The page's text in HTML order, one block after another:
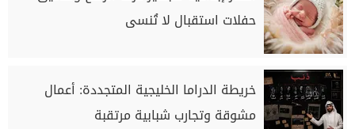
حفلات استقبال لا تُنسى
خريطة الدراما الخليجية المتجددة: أعمال
مشوقة وتجارب شبابية مرتقبة